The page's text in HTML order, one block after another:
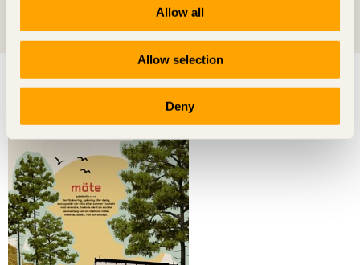
Allow all
Allow selection
Deny
Se fler artiklar
Arkivet